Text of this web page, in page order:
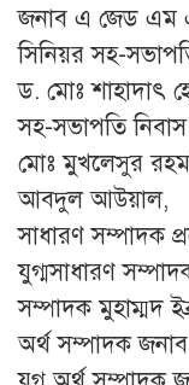
জনাব এ জেড এম
সিনিয়র সহ-
ড. মোঃ শাহাদাৎ
সহ-সভাপতি নিবাস
মোঃ মুখলেসুর
আবদুল আউয়াল,
সাধারণ সম্পাদক
যুগ্মসাধারণ
সম্পাদক মুহাম্মদ
অর্থ সম্পাদক